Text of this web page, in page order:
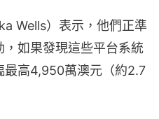
Wells）表示，他們正準
如果發現這些平台系統
最高4,950萬澳元（約2.7